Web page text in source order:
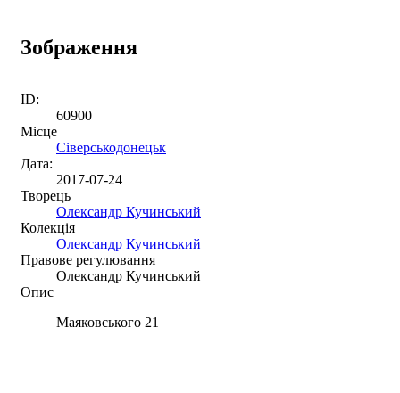
Зображення
ID:
60900
Місце
Сіверськодонецьк
Дата:
2017-07-24
Творець
Олександр Кучинський
Колекція
Олександр Кучинський
Правове регулювання
Олександр Кучинський
Опис
Маяковського 21